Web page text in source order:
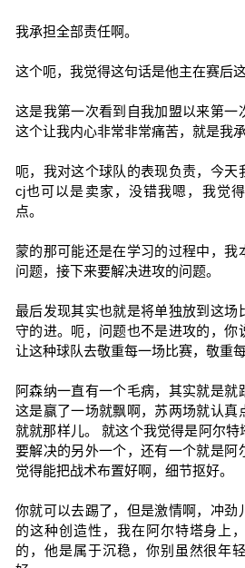
我承担全部责任啊。
这个呃，我觉得这句话是他主在赛后
这是我第一次看到自我加盟以来第一
这个让我内心非常非常痛苦，就是我
呃，我对这个球队的表现负责，今天
cj也可以是卖家，没错我嗯，我觉
点。
蒙的那可能还是在学习的过程中，我
问题，接下来要解决进攻的问题。
最后发现其实也就是将单独放到这场
守的进。呃，问题也不是进攻的，你
让这种球队去敬重每一场比赛，敬重每
阿森纳一直有一个毛病，其实就是就
这是赢了一场就飘啊，苏两场就认真
就就那样儿。 就这个我觉得是阿尔
要解决的另外一个，还有一个就是阿
觉得能把战术布置好啊，细节抠好。
你就可以去踢了，但是激情啊，冲劲
的这种创造性，我在阿尔特塔身上
的，他是属于沉稳，你别虽然很年